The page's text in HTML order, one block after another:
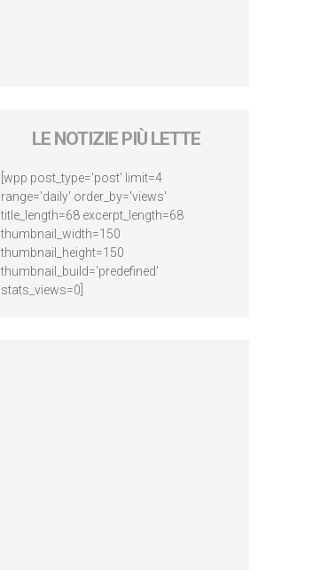
LE NOTIZIE PIÙ LETTE
[wpp post_type='post' limit=4
range='daily' order_by='views'
title_length=68 excerpt_length=68
thumbnail_width=150
thumbnail_height=150
thumbnail_build='predefined'
stats_views=0]